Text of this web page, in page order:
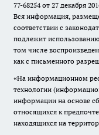
77-68254 от 27 декабря
Вся информация,
соответствии с
подлежит
том числе
как с письменного
«На информационном
технологии
информации на основе
относящихся к
находящихся на